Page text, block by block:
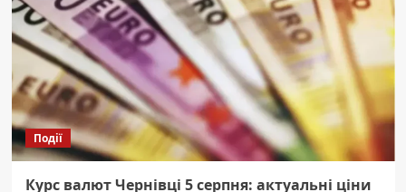
Події
Курс валют Чернівці 5 серпня: актуальні ціни